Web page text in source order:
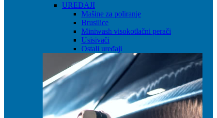
UREĐAJI
Mašine za poliranje
Brusilice
Miniwash visokotlačni perači
Usisivači
Ostali uređaji